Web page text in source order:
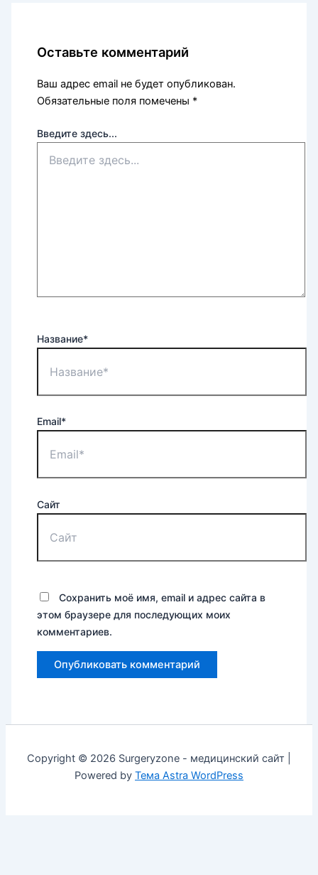
Оставьте комментарий
Ваш адрес email не будет опубликован.
Обязательные поля помечены *
Введите здесь...
Название*
Email*
Сайт
Сохранить моё имя, email и адрес сайта в
этом браузере для последующих моих
комментариев.
Copyright © 2026 Surgeryzone - медицинский сайт |
Powered by Тема Astra WordPress